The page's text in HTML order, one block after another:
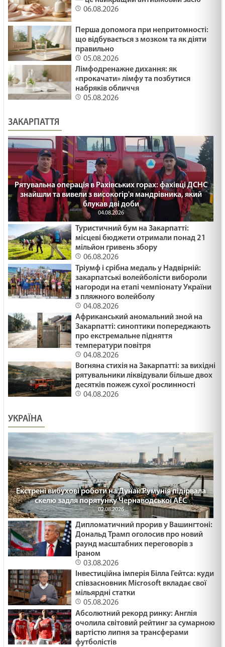
06.08.2026
Перша допомога при непритомності:
що відбувається з мозком та як діяти
правильно
05.08.2026
Лімфодренажне дихання: як
«прокачати» лімфу та позбутися
набряків обличчя
05.08.2026
ЗАКАРПАТТЯ
Рятувальна операція в Рахівських горах: фахівці ДСНС
знайшли та вивели з високогір'я мандрівника, який
блукав дві доби
04.08.2026
Туристичний бум на Закарпатті:
місцеві бюджети отримали понад 21
мільйон гривень збору
06.08.2026
Тріумф і срібна медаль у Надвірній:
закарпатські волейболісти вибороли
нагороди на етапі чемпіонату України
з пляжного волейболу
04.08.2026
Африканський аномальний зной на
Закарпатті: синоптики попереджають
про екстремальне підняття
температури повітря
04.08.2026
Вогняна стихія на Закарпатті: за вихідні
рятувальники ліквідували більше двох
десятків пожеж сухої рослинності
04.08.2026
УКРАЇНА
Екстрені вибухові роботи на Дунаї: Румунія підірвала
скелю задля порятунку Чернаводської АЕС
02.08.2026
Дипломатичний прорив у Вашингтоні:
Дональд Трамп оголосив про новий
раунд масштабних переговорів з
Іраном
03.08.2026
Інвестиційна імперія Білла Гейтса: куди
співзасновник Microsoft вкладає свої
мільярдні статки
05.08.2026
Абсолютний рекорд ринку: Англія
очолила світовий рейтинг за сумарною
вартістю липня за трансферами
футболістів